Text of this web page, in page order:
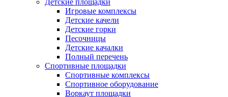
Детские площадки
Игровые комплексы
Детские качели
Детские горки
Песочницы
Детские качалки
Полный перечень
Спортивные площадки
Спортивные комплексы
Спортивное оборудование
Воркаут площадки